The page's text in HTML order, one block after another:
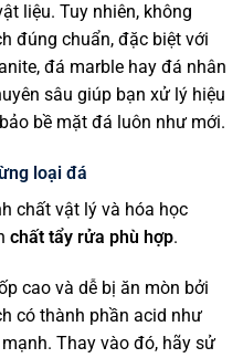
liệu. Tuy nhiên, không
đúng chuẩn, đặc biệt với
đá marble hay đá nhân
sâu giúp bạn xử lý hiệu
bề mặt đá luôn như mới.
loại đá
chất vật lý và hóa học
chất tẩy rửa phù hợp.
cao và dễ bị ăn mòn bởi
có thành phần acid như
Thay vào đó, hãy sử